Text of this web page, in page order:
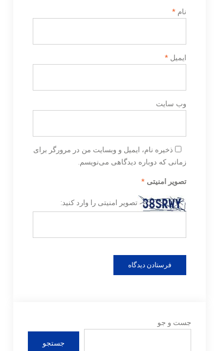
نام *
ایمیل *
وب‌ سایت
ذخیره نام، ایمیل و وبسایت من در مرورگر برای
زمانی که دوباره دیدگاهی می‌نویسم.
تصویر امنیتی *
تصویر امنیتی را وارد کنید:
جست و جو
جستجو